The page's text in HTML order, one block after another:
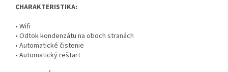
CHARAKTERISTIKA:
• Wifi
• Odtok kondenzátu na oboch stranách
• Automatické čistenie
• Automatický reštart